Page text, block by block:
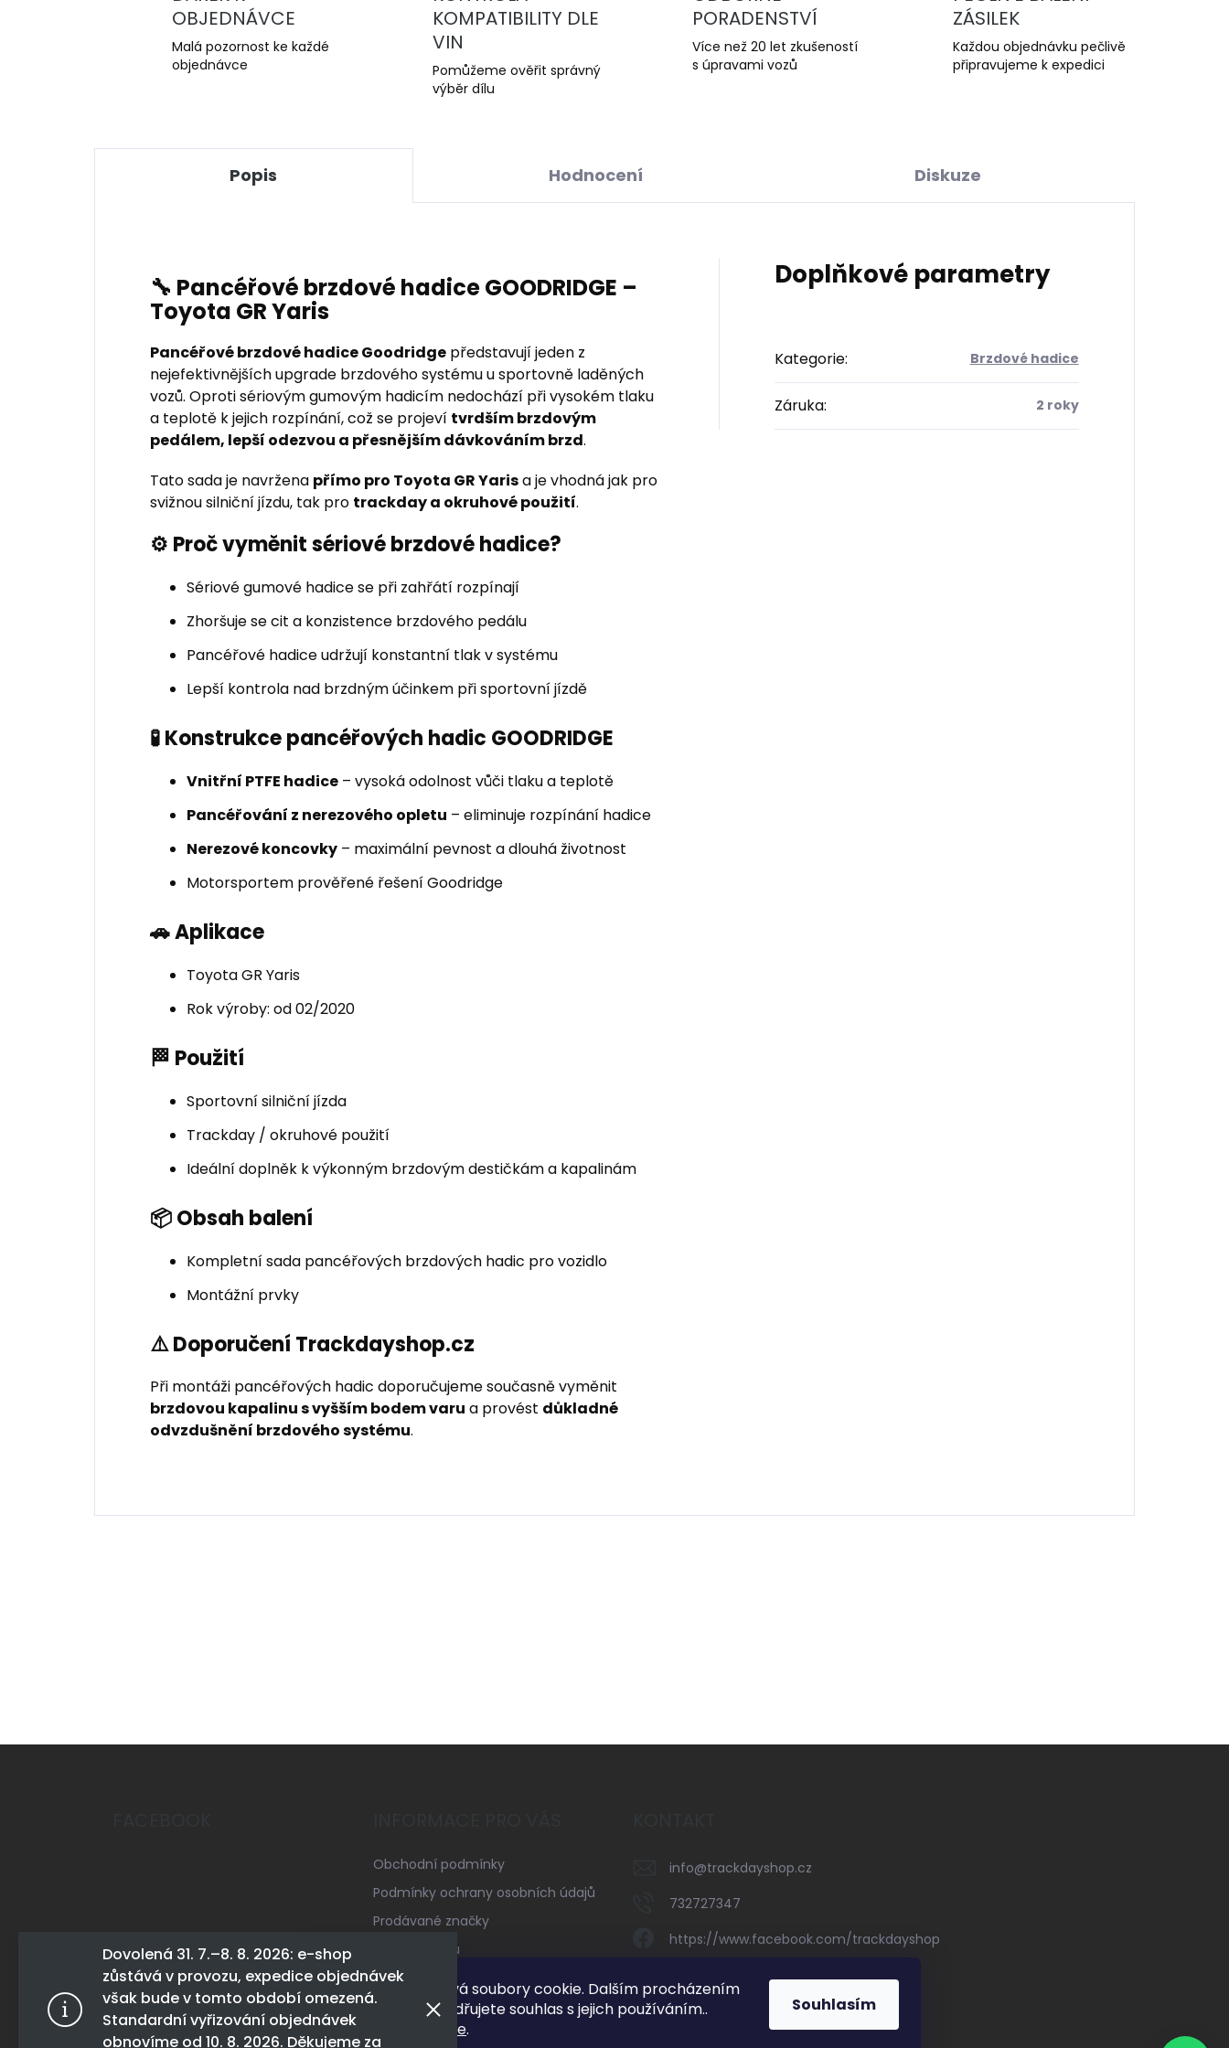
Tento web používá soubory cookie. Dalším procházením
tohoto webu vyjadřujete souhlas s jejich používáním..
Více informací
zde.
Souhlasím
Dovolená 31. 7.–8. 8. 2026: e-shop
zůstává v provozu, expedice objednávek
však bude v tomto období omezená.
Standardní vyřizování objednávek
obnovíme od 10. 8. 2026. Děkujeme za
OBJEDNÁVCE
Malá pozornost ke každé
objednávce
KOMPATIBILITY DLE
VIN
Pomůžeme ověřit správný
výběr dílu
PORADENSTVÍ
Více než 20 let zkušeností
s úpravami vozů
ZÁSILEK
Každou objednávku pečlivě
připravujeme k expedici
Popis Hodnocení Diskuze
🔧 Pancéřové brzdové hadice GOODRIDGE –
Toyota GR Yaris
Pancéřové brzdové hadice Goodridge představují jeden z
nejefektivnějších upgrade brzdového systému u sportovně laděných
vozů. Oproti sériovým gumovým hadicím nedochází při vysokém tlaku
a teplotě k jejich rozpínání, což se projeví tvrdším brzdovým
pedálem, lepší odezvou a přesnějším dávkováním brzd.
Tato sada je navržena přímo pro Toyota GR Yarisa je vhodná jak pro
svižnou silniční jízdu, tak pro trackday a okruhové použití.
⚙️ Proč vyměnit sériové brzdové hadice?
Sériové gumové hadice se při zahřátí rozpínají
Zhoršuje se cit a konzistence brzdového pedálu
Pancéřové hadice udržují konstantní tlak v systému
Lepší kontrola nad brzdným účinkem při sportovní jízdě
🧪 Konstrukce pancéřových hadic GOODRIDGE
Vnitřní PTFE hadice – vysoká odolnost vůči tlaku a teplotě
Pancéřování z nerezového opletu – eliminuje rozpínání hadice
Nerezové koncovky – maximální pevnost a dlouhá životnost
Motorsportem prověřené řešení Goodridge
🚗 Aplikace
Toyota GR Yaris
Rok výroby: od 02/2020
🏁 Použití
Sportovní silniční jízda
Trackday / okruhové použití
Ideální doplněk k výkonným brzdovým destičkám a kapalinám
📦 Obsah balení
Kompletní sada pancéřových brzdových hadic pro vozidlo
Montážní prvky
⚠️ Doporučení Trackdayshop.cz
Při montáži pancéřových hadic doporučujeme současně vyměnit
brzdovou kapalinu s vyšším bodem varu a provést důkladné
odvzdušnění brzdového systému.
Doplňkové parametry
Kategorie: Brzdové hadice
Záruka: 2 roky
Z
Obchodní podmínky
Podmínky ochrany osobních údajů
Prodávané značky
Mapa serveru
Kontakty
info@trackdayshop.cz
732727347
https://www.facebook.com/trackdayshop
732727347